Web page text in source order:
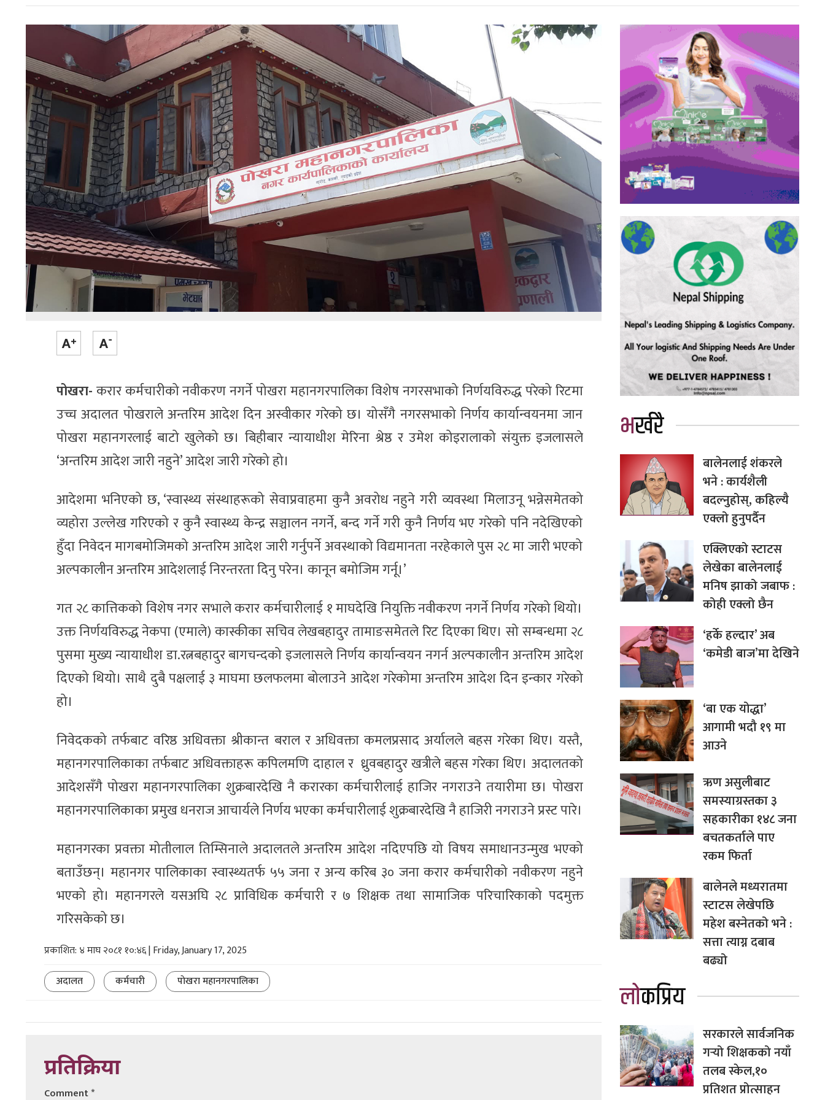
पोखरा-करार कर्मचारीको नवीकरण नगर्ने पोखरा महानगरपालिका विशेष नगरसभाको निर्णयविरुद्ध परेको रिटमा
उच्च अदालत पोखराले अन्तरिम आदेश दिन अस्वीकार गरेको छ। योसँगै नगरसभाको निर्णय कार्यान्वयनमा जान
पोखरा महानगरलाई बाटो खुलेको छ। बिहीबार न्यायाधीश मेरिना श्रेष्ठ र उमेश कोइरालाको संयुक्त इजलासले
‘अन्तरिम आदेश जारी नहुने’ आदेश जारी गरेको हो।
आदेशमा भनिएको छ, ‘स्वास्थ्य संस्थाहरूको सेवाप्रवाहमा कुनै अवरोध नहुने गरी व्यवस्था मिलाउनू भन्नेसमेतको
व्यहोरा उल्लेख गरिएको र कुनै स्वास्थ्य केन्द्र सञ्चालन नगर्ने, बन्द गर्ने गरी कुनै निर्णय भए गरेको पनि नदेखिएको
हुँदा निवेदन मागबमोजिमको अन्तरिम आदेश जारी गर्नुपर्ने अवस्थाको विद्यमानता नरहेकाले पुस २८ मा जारी भएको
अल्पकालीन अन्तरिम आदेशलाई निरन्तरता दिनु परेन। कानून बमोजिम गर्नू।’
गत २८ कात्तिकको विशेष नगर सभाले करार कर्मचारीलाई १ माघदेखि नियुक्ति नवीकरण नगर्ने निर्णय गरेको थियो।
उक्त निर्णयविरुद्ध नेकपा (एमाले) कास्कीका सचिव लेखबहादुर तामाङसमेतले रिट दिएका थिए। सो सम्बन्धमा २८
पुसमा मुख्य न्यायाधीश डा.रत्नबहादुर बागचन्दको इजलासले निर्णय कार्यान्वयन नगर्न अल्पकालीन अन्तरिम आदेश
दिएको थियो। साथै दुबै पक्षलाई ३ माघमा छलफलमा बोलाउने आदेश गरेकोमा अन्तरिम आदेश दिन इन्कार गरेको
हो।
निवेदकको तर्फबाट वरिष्ठ अधिवक्ता श्रीकान्त बराल र अधिवक्ता कमलप्रसाद अर्यालले बहस गरेका थिए। यस्तै,
महानगरपालिकाका तर्फबाट अधिवक्ताहरू कपिलमणि दाहाल र ध्रुवबहादुर खत्रीले बहस गरेका थिए। अदालतको
आदेशसँगै पोखरा महानगरपालिका शुक्रबारदेखि नै करारका कर्मचारीलाई हाजिर नगराउने तयारीमा छ। पोखरा
महानगरपालिकाका प्रमुख धनराज आचार्यले निर्णय भएका कर्मचारीलाई शुक्रबारदेखि नै हाजिरी नगराउने प्रस्ट पारे।
महानगरका प्रवक्ता मोतीलाल तिम्सिनाले अदालतले अन्तरिम आदेश नदिएपछि यो विषय समाधानउन्मुख भएको
बताउँछन्। महानगर पालिकाका स्वास्थ्यतर्फ ५५ जना र अन्य करिब ३० जना करार कर्मचारीको नवीकरण नहुने
भएको हो। महानगरले यसअघि २८ प्राविधिक कर्मचारी र ७ शिक्षक तथा सामाजिक परिचारिकाको पदमुक्त
गरिसकेको छ।
प्रकाशित: ४ माघ २०८१ १०:४६ | Friday, January 17, 2025
अदालत
कर्मचारी पाेखरा महानगरपालिका
प्रतिक्रिया
Comment*
भर्खरै
बालेनलाई शंकरले
भने : कार्यशैली
बदल्नुहोस्, कहिल्यै
एक्लो हुनुपर्दैन
एक्लिएको स्टाटस
लेखेका बालेनलाई
मनिष झाको जबाफ :
कोही एक्लो छैन
‘हर्के हल्दार’ अब
‘कमेडी बाज’मा देखिने
‘बा एक योद्धा’
आगामी भदौ १९ मा
आउने
ऋण असुलीबाट
समस्याग्रस्तका ३
सहकारीका १४८ जना
बचतकर्ताले पाए
रकम फिर्ता
बालेनले मध्यरातमा
स्टाटस लेखेपछि
महेश बस्नेतको भने :
सत्ता त्याग्न दबाब
बढ्यो
लोकप्रिय
सरकारले सार्वजनिक
गर्‍यो शिक्षकको नयाँ
तलब स्केल,१०
प्रतिशत प्रोत्साहन